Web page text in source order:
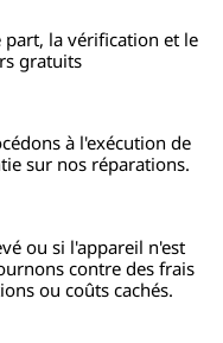
part, la vérification et le
gratuits
à l'exécution de
sur nos réparations.
ou si l'appareil n'est
contre des frais
ou coûts cachés.